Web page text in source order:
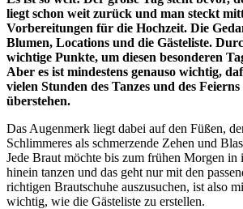
liegt schon weit zurück und man steckt
Vorbereitungen für die Hochzeit. Die
Blumen, Locations und die Gästeliste.
wichtige Punkte, um diesen besonderen
Aber es ist mindestens genauso wichtig,
vielen Stunden des Tanzes und des
überstehen.
Das Augenmerk liegt dabei auf den Füßen,
Schlimmeres als schmerzende Zehen und
Jede Braut möchte bis zum frühen Morgen in
hinein tanzen und das geht nur mit den
richtigen Brautschuhe auszusuchen, ist also
wichtig, wie die Gästeliste zu erstellen.